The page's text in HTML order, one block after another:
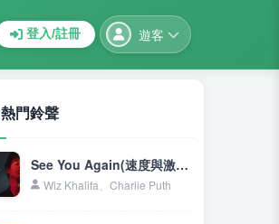
登入/註冊 遊客
熱門鈴聲
See You Again(速度與激情7主題曲)
Wiz Khalifa、Charlie Puth